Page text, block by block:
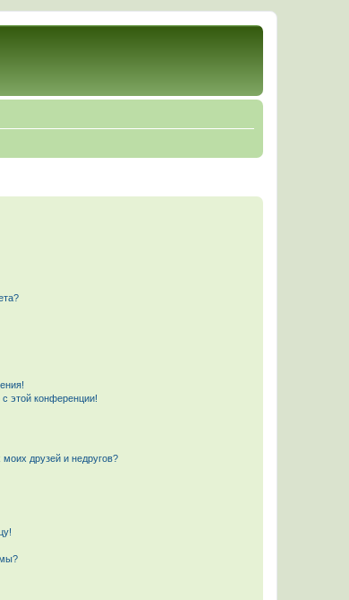
этой конференции!
моих друзей и недругов?